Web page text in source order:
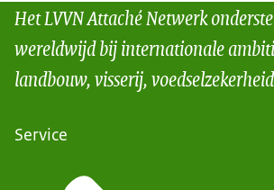
Het LVVN Attaché Netwerk
wereldwijd bij internationale
landbouw, visserij,
Service